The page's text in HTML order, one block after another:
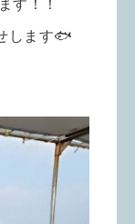
す！！
します🐟